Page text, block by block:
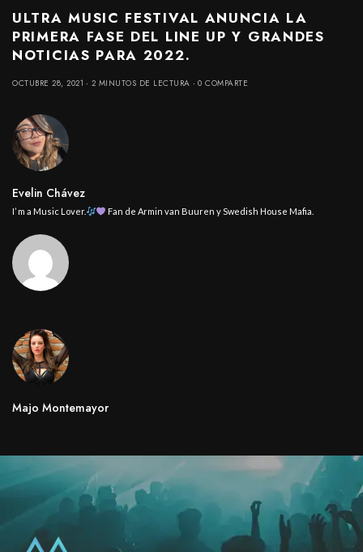
ULTRA MUSIC FESTIVAL ANUNCIA LA
PRIMERA FASE DEL LINE UP Y GRANDES
NOTICIAS PARA 2022.
OCTUBRE 28, 2021 2 MINUTOS DE LECTURA 0 COMPARTE
Evelin Chávez
I’ m a Music Lover. Fan de Armin van Buuren y Swedish House Mafia.
Majo Montemayor